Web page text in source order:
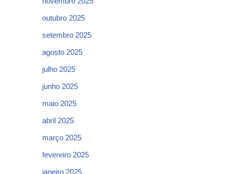
outubro 2025
setembro 2025
agosto 2025
julho 2025
junho 2025
maio 2025
abril 2025
março 2025
fevereiro 2025
janeiro 2025